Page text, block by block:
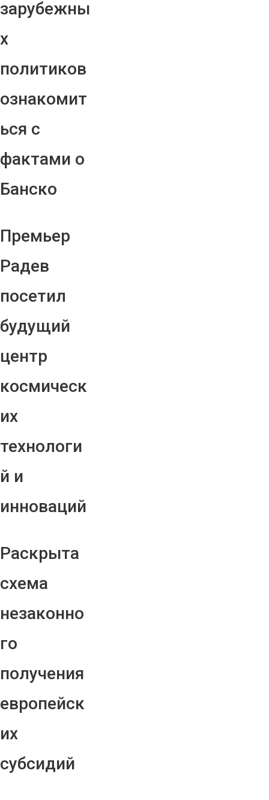
зарубежны
х
политиков
ознакомит
ься с
фактами о
Банско
Премьер
Радев
посетил
будущий
центр
космическ
их
технологи
й и
инноваций
Раскрыта
схема
незаконно
го
получения
европейск
их
субсидий